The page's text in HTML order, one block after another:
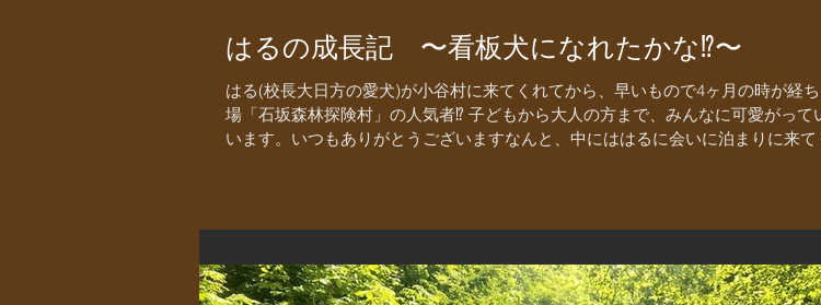
はるの成長記 〜看板犬になれたかな⁉︎〜
はる(校長大日方の愛犬)が小谷村に来てくれてから、早いもので4ヶ月の時が経ち
場「石坂森林探険村」の人気者⁉︎ 子どもから大人の方まで、みんなに可愛がって
います。いつもありがとうございますなんと、中にははるに会いに泊まりに来て